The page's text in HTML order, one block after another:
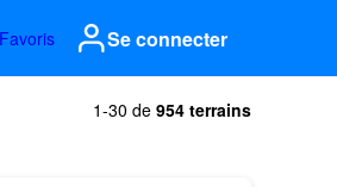
Favoris Se connecter
1-30 de 954 terrains